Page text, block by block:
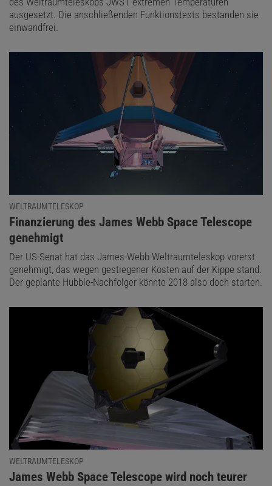
ausgesetzt. Die anschließenden Funktionstests bestanden sie
einwandfrei.
WELTRAUMTELESKOP
:
Finanzierung des James Webb Space Telescope
genehmigt
Der US-Senat hat das James-Webb-Weltraumteleskop vorerst
genehmigt, das wegen gestiegener Kosten auf der Kippe stand.
Der geplante Hubble-Nachfolger könnte 2018 also doch starten.
WELTRAUMTELESKOP
:
James Webb Space Telescope wird noch teurer